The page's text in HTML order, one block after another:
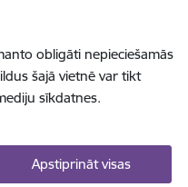
obligāti nepieciešamās
šajā vietnē var tikt
sīkdatnes.
Apstiprināt visas